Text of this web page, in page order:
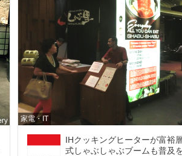
家電・IT
IHクッキングヒーターが富裕
式しゃぶしゃぶブームも普及